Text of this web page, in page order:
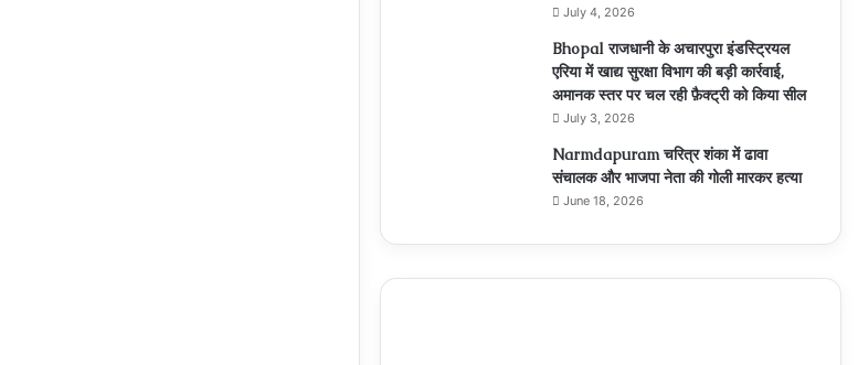
July 4, 2026
Bhopal राजधानी के अचारपुरा इंडस्ट्रियल
एरिया में खाद्य सुरक्षा विभाग की बड़ी कार्रवाई,
अमानक स्तर पर चल रही फ़ैक्ट्री को किया सील
July 3, 2026
Narmdapuram चरित्र शंका में ढावा
संचालक और भाजपा नेता की गोली मारकर हत्या
June 18, 2026